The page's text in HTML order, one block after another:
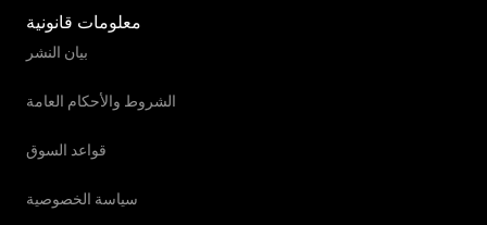
معلومات قانونية
بيان النشر
الشروط والأحكام العامة
قواعد السوق
سياسة الخصوصية